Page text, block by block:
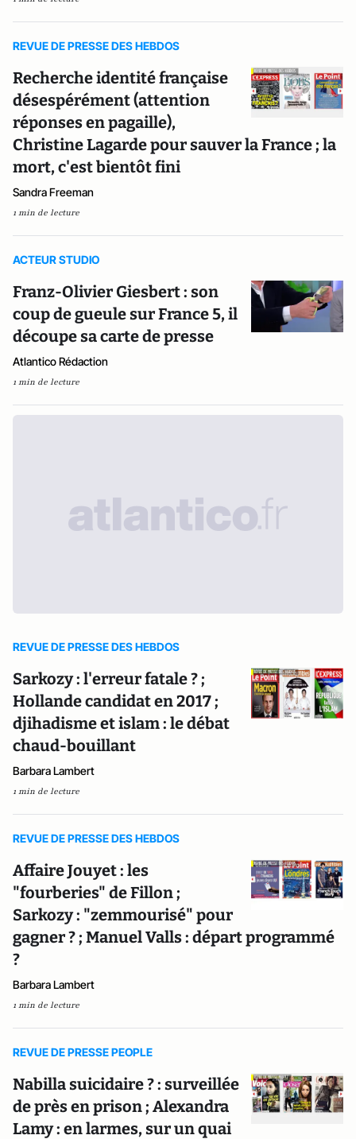
REVUE DE PRESSE DES HEBDOS
Recherche identité française
désespérément (attention
réponses en pagaille),
Christine Lagarde pour sauver la France ; la
mort, c'est bientôt fini
Sandra Freeman
1 min de lecture
ACTEUR STUDIO
Franz-Olivier Giesbert : son
coup de gueule sur France 5, il
découpe sa carte de presse
Atlantico Rédaction
1 min de lecture
REVUE DE PRESSE DES HEBDOS
Sarkozy : l'erreur fatale ? ;
Hollande candidat en 2017 ;
djihadisme et islam : le débat
chaud-bouillant
Barbara Lambert
1 min de lecture
REVUE DE PRESSE DES HEBDOS
Affaire Jouyet : les
"fourberies" de Fillon ;
Sarkozy : "zemmourisé" pour
gagner ? ; Manuel Valls : départ programmé
?
Barbara Lambert
1 min de lecture
REVUE DE PRESSE PEOPLE
Nabilla suicidaire ? : surveillée
de près en prison ; Alexandra
Lamy : en larmes, sur un quai